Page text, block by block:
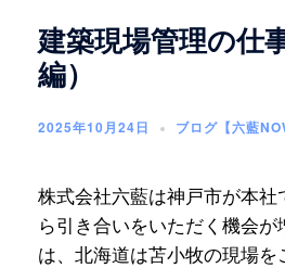
建築現場管理の仕
編）
2025年10月24日 ブログ【六藍
株式会社六藍は神戸市が本
ら引き合いをいただく機会
は、北海道は苫小牧の現場を